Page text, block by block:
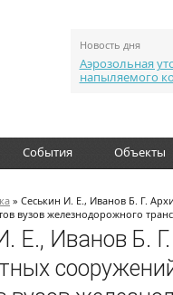
Новость дня
Аэрозольная
напыляемого
События Объекты
» Сеськин И. Е., Иванов Б. Г.
вузов железнодорожного
Е., Иванов Б.